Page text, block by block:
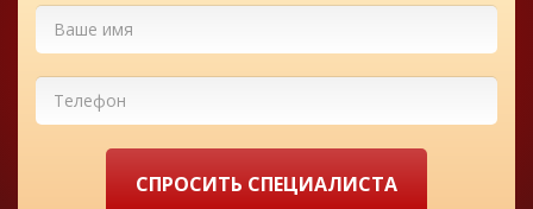
СПРОСИТЬ СПЕЦИАЛИСТА